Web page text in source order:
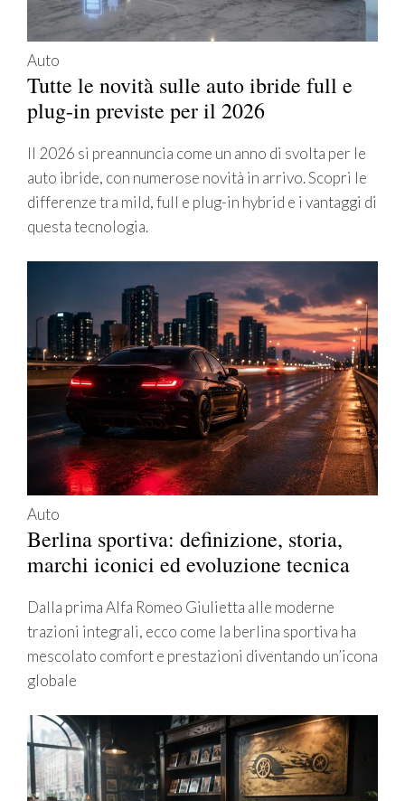
Auto
Tutte le novità sulle auto ibride full e
plug-in previste per il 2026
Il 2026 si preannuncia come un anno di svolta per le
auto ibride, con numerose novità in arrivo. Scopri le
differenze tra mild, full e plug-in hybrid e i vantaggi di
questa tecnologia.
Auto
Berlina sportiva: definizione, storia,
marchi iconici ed evoluzione tecnica
Dalla prima Alfa Romeo Giulietta alle moderne
trazioni integrali, ecco come la berlina sportiva ha
mescolato comfort e prestazioni diventando un’icona
globale